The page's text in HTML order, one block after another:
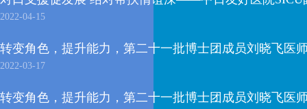
2022-04-15
转变角色，提升能力，第二十一批博士团成员刘晓飞医
2022-03-17
转变角色，提升能力，第二十一批博士团成员刘晓飞医